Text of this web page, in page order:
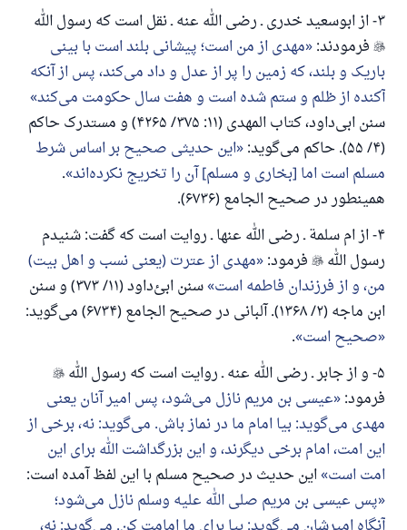
۳- از ابوسعید خدری ـ رضی الله عنه ـ نقل است که رسول الله
فرمودند: مهدی از من است؛ پیشانی بلند است با بینی
باریک و بلند، که زمین را پر از عدل و داد می‌کند، پس از آنکه
آکنده از ظلم و ستم شده است و هفت سال حکومت می‌کند
سنن ابی‌داود، کتاب المهدی (۱۱: ۳۷۵/ ۴۲۶۵) و مستدرک حاکم
(۴/ ۵۵). حاکم می‌گوید:
این حدیثی صحیح بر اساس شرط
مسلم است اما [بخاری و مسلم] آن را تخریج نکرده‌اند .
همینطور در صحیح الجامع (۶۷۳۶).
۴- از ام سلمة ـ رضی الله عنها ـ روایت است که گفت: شنیدم
رسول اللهفرمود: مهدی از عترت (یعنی نسب و اهل بیت)
من، و از فرزندان فاطمه است
سنن ابی‌ٔداود (۱۱/ ۳۷۳) و سنن
ابن ماجه (۲/ ۱۳۶۸). آلبانی در صحیح الجامع (۶۷۳۴) می‌گوید:
صحیح است .
۵- و از جابر ـ رضی الله عنه ـ روایت است که رسول الله

فرمود: عیسی بن مریم نازل می‌شود، پس امیر آنان یعنی
مهدی می‌گوید: بیا امام ما در نماز باش. می‌گوید: نه، برخی از
این امت، امام برخی دیگرند، و این بزرگداشت الله برای این
امت است این حدیث در صحیح مسلم با این لفظ آمده است:
پس عیسی بن مریم صلی الله علیه وسلم نازل می‌شود؛